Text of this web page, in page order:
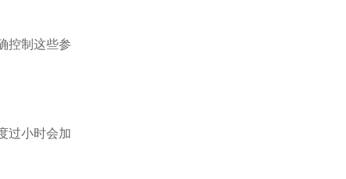
控制这些参
过小时会加